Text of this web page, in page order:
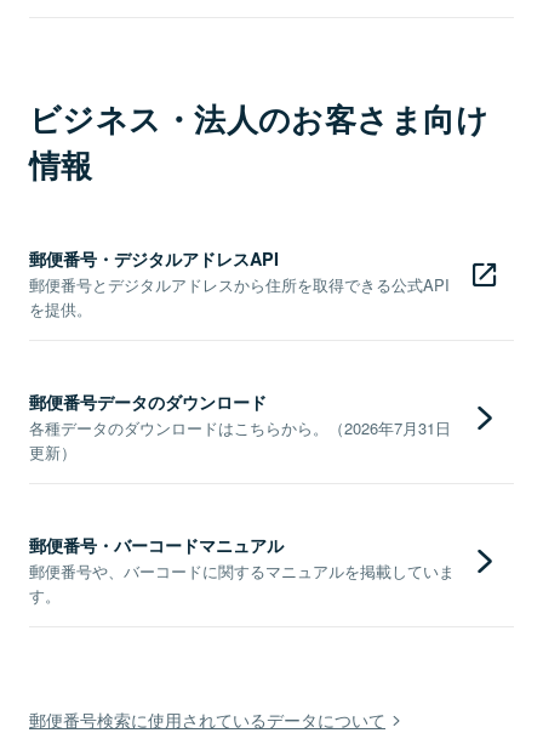
ビジネス・法人のお客さま向け
情報
郵便番号・デジタルアドレスAPI
郵便番号とデジタルアドレスから住所を取得できる公式API
を提供。
郵便番号データのダウンロード
各種データのダウンロードはこちらから。（2026年7月31日
更新）
郵便番号・バーコードマニュアル
郵便番号や、バーコードに関するマニュアルを掲載していま
す。
郵便番号検索に使用されているデータについて